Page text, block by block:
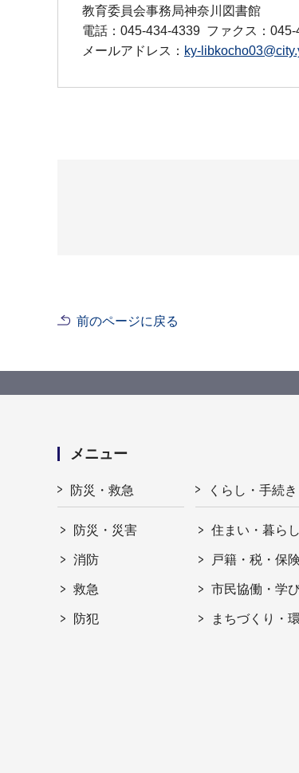
教育委員会事務局神奈川図書館
電話：045-434-4339 ファクス：
メールアドレス： ky-
前のページに戻る
メニュー
防災・救急
防災・災害
消防
救急
防犯
くらし・手続き
住まい・暮らし
戸籍・税・保険
市民協働・学
まちづくり・